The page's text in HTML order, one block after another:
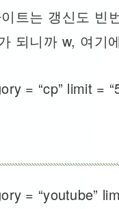
트는 갱신도 빈
되니까 w, 여기
= “cp” limit =
= “youtube”
위치